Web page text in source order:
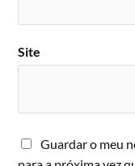
Site
Guardar o meu